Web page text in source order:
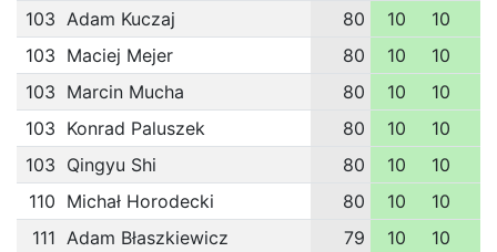
103 Adam Kuczaj 80 10 10
103 Maciej Mejer 80 10 10
103 Marcin Mucha 80 10 10
103 Konrad Paluszek 80 10 10
103 Qingyu Shi 80 10 10
110 Michał Horodecki 80 10 10
111 Adam Błaszkiewicz 79 10 10